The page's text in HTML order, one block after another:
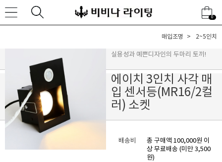
0
매입조명 2~5인치
실용성과 예쁜디자인의 두마리 토끼!
에이치 3인치 사각 매
입 센서등(MR16/2컬
러) 소켓
배송비
총 구매액 100,000원 이
상 무료배송 (미만 3,500
원)